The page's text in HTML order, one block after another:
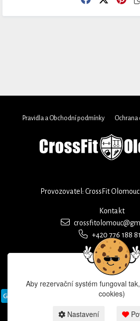
Pravidla a Obchodní podmínky Ochrana
Provozovatel: CrossFit
Kontakt
+420 776 188
Aby rezervační systém fungoval
cookies)
Nastavení